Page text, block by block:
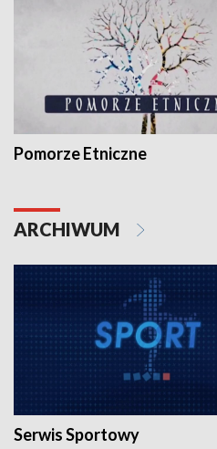
Pomorze Etniczne
ARCHIWUM
Serwis Sportowy